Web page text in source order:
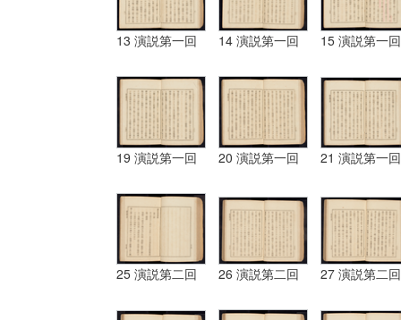
13 演説第一回 14 演説第一回 15 演説第一回
19 演説第一回 20 演説第一回 21 演説第一回
25 演説第二回 26 演説第二回 27 演説第二回